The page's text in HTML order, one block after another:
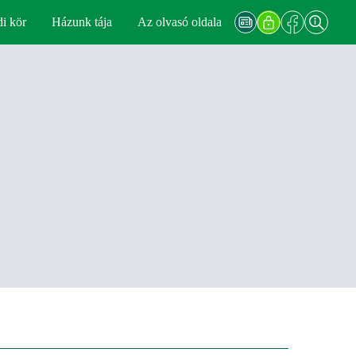
kör Házunk tája Az olvasó oldala